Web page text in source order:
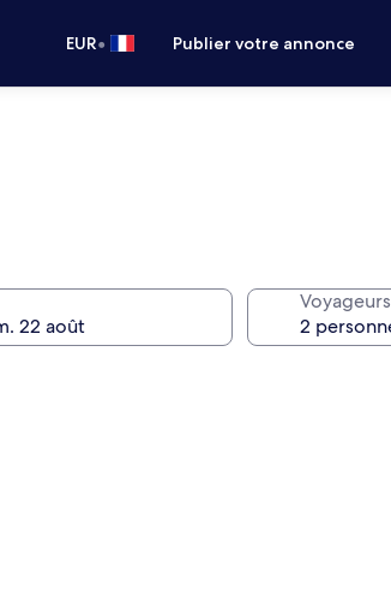
EUR• Publier votre annonce
Voyageurs